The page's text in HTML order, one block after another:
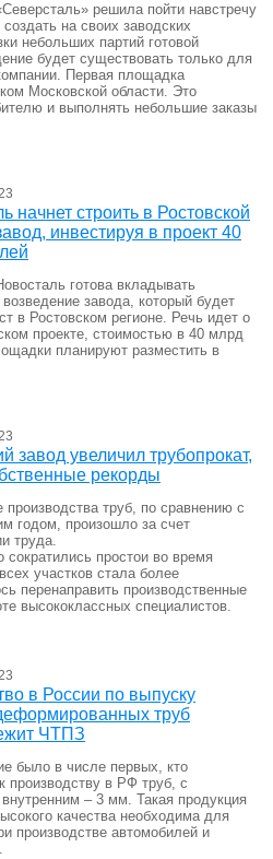
решила пойти навстречу
на своих заводских
небольших партий готовой
будет существовать только для
Первая площадка
Московской области. Это
и выполнять небольшие заказы
начнет строить в Ростовской
инвестируя в проект 40
готова вкладывать
завода, который будет
в Ростовском регионе. Речь идет о
проекте, стоимостью в 40 млрд
планируют разместить в
завод увеличил трубопрокат,
рекорды
производства труб, по сравнению с
годом, произошло за счет
труда.
простои во время
участков стала более
перенаправить производственные
высококлассных специалистов.
в России по выпуску
труб
ЧТПЗ
было в числе первых, кто
производству в РФ труб, с
– 3 мм. Такая продукция
качества необходима для
производстве автомобилей и